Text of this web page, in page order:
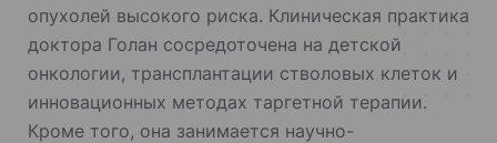
опухолей высокого риска. Клиническая практика
доктора Голан сосредоточена на детской
онкологии, трансплантации стволовых клеток и
инновационных методах таргетной терапии.
Кроме того, она занимается научно-